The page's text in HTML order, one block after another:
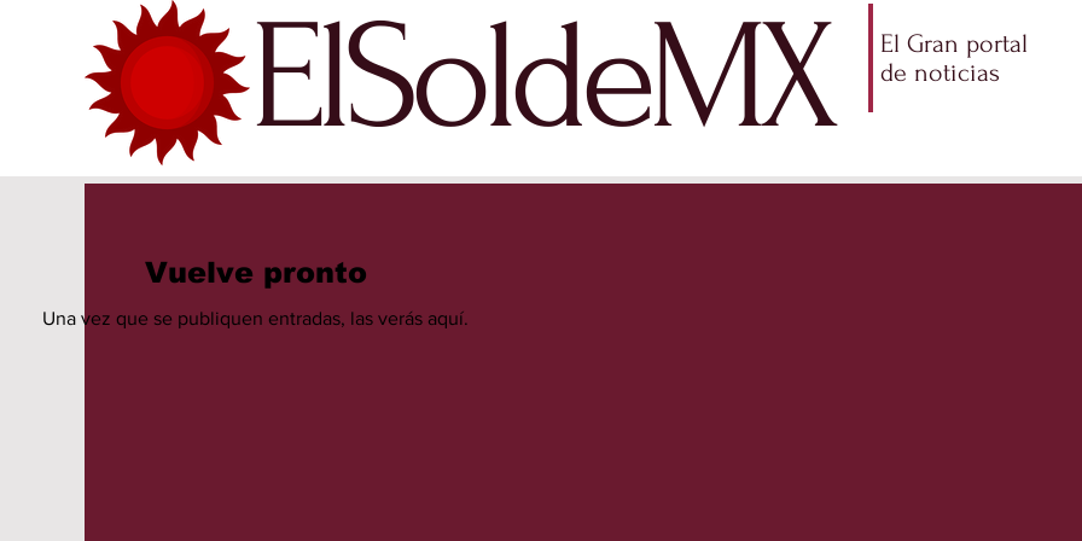
ElSoldeMX
El Gran portal
de noticias
Vuelve pronto
Una vez que se publiquen entradas, las verás aquí.